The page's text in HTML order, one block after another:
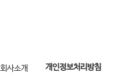
회사소개 개인정보처리방침